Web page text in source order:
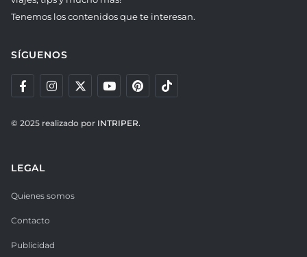
Tenemos los contenidos que te interesan.
SÍGUENOS
© 2025 realizado por INTRIPER.
LEGAL
Quienes somos
Contacto
Publicidad